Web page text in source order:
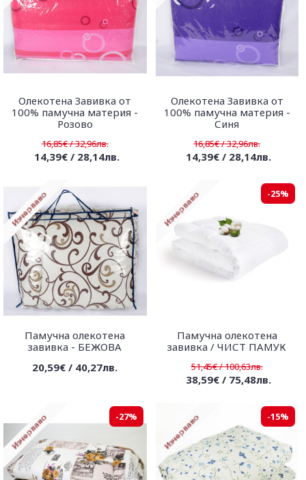
Олекотена Завивка от
100% памучна материя -
Розово
16,85€ / 32,96лв.
14,39€ / 28,14лв.
Олекотена Завивка от
100% памучна материя -
Синя
16,85€ / 32,96лв.
14,39€ / 28,14лв.
Памучна олекотена
завивка - БЕЖОВА
20,59€ / 40,27лв.
-25%
Памучна олекотена
завивка / ЧИСТ ПАМУК
51,45€ / 100,63лв.
38,59€ / 75,48лв.
-27% -15%